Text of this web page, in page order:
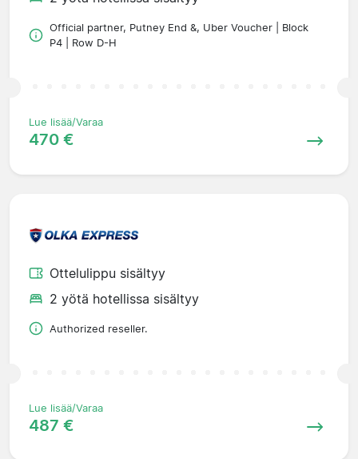
Official partner, Putney End &, Uber Voucher | Block
P4 | Row D-H
Lue lisää/Varaa
470 €
Ottelulippu sisältyy
2 yötä hotellissa sisältyy
Authorized reseller.
Lue lisää/Varaa
487 €